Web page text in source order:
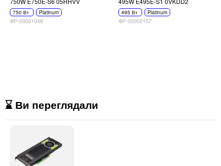
750 Вт Platinum
ФР-00001048
495 Вт Platinum
ФР-00002157
⌛ Ви переглядали